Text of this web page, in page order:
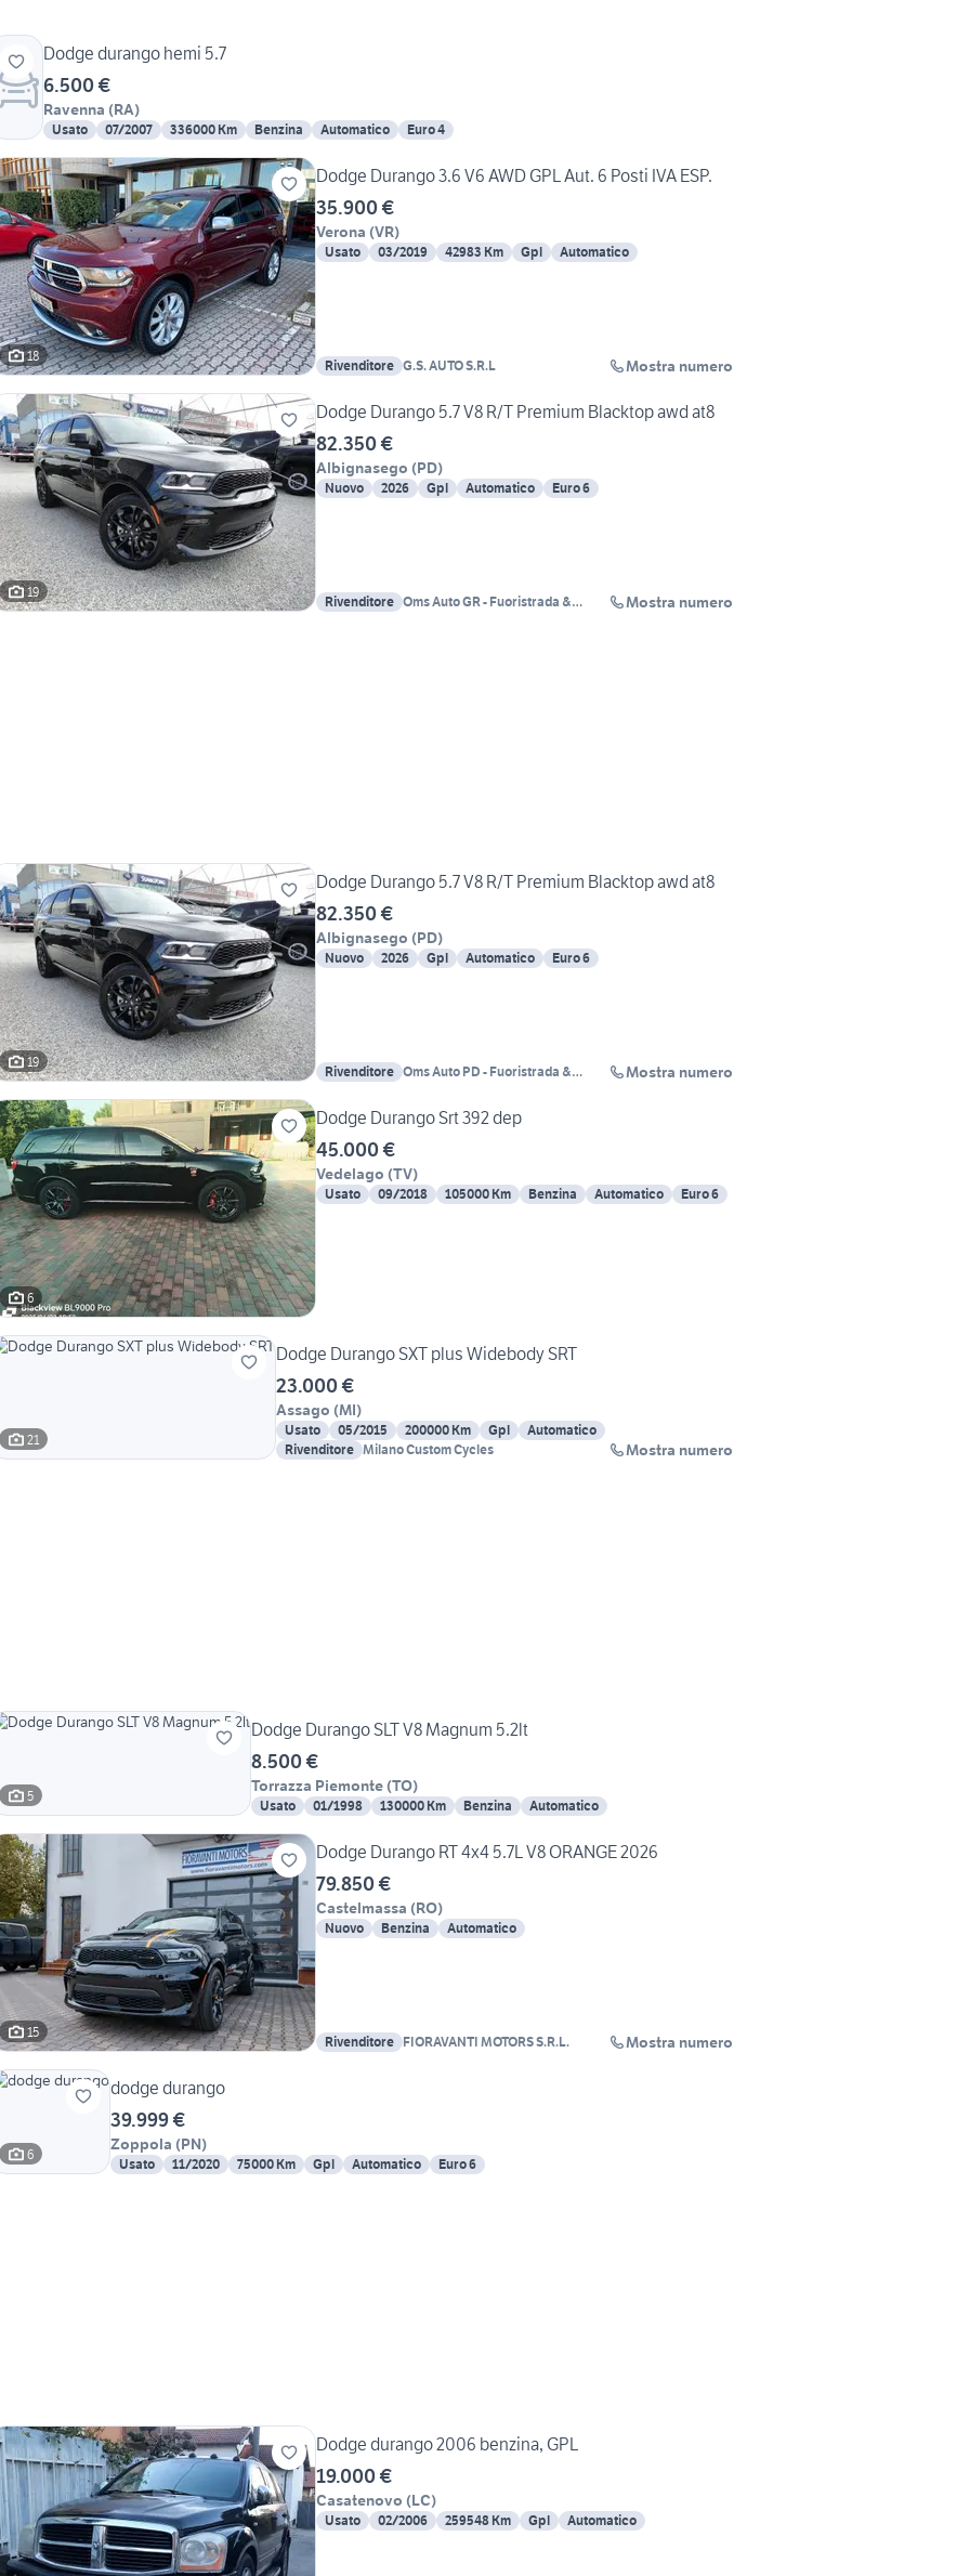
Dodge durango hemi 5.7
6.500 €
Ravenna (RA)
Usato 07/2007 336000 Km Benzina Automatico Euro 4
18
Dodge Durango 3.6 V6 AWD GPL Aut. 6 Posti IVA ESP.
35.900 €
Verona (VR)
Usato 03/2019 42983 Km Gpl Automatico
Rivenditore G.S. AUTO S.R.L Mostra numero
19
Dodge Durango 5.7 V8 R/T Premium Blacktop awd at8
82.350 €
Albignasego (PD)
Nuovo 2026 Gpl Automatico Euro 6
Rivenditore Oms Auto GR - Fuoristrada &
Mostra numero
19
Dodge Durango 5.7 V8 R/T Premium Blacktop awd at8
82.350 €
Albignasego (PD)
Nuovo 2026 Gpl Automatico Euro 6
Rivenditore Oms Auto PD - Fuoristrada &
Mostra numero
6
Dodge Durango Srt 392 dep
45.000 €
Vedelago (TV)
Usato 09/2018 105000 Km Benzina Automatico Euro 6
21
Dodge Durango SXT plus Widebody SRT
23.000 €
Assago (MI)
Usato 05/2015 200000 Km Gpl
Automatico
Rivenditore Milano Custom Cycles Mostra numero
5
Dodge Durango SLT V8 Magnum 5.2lt
8.500 €
Torrazza Piemonte (TO)
Usato 01/1998 130000 Km Benzina Automatico
15
Dodge Durango RT 4x4 5.7L V8 ORANGE 2026
79.850 €
Castelmassa (RO)
Nuovo Benzina Automatico
Rivenditore FIORAVANTI MOTORS S.R.L. Mostra numero
6
dodge durango
39.999 €
Zoppola (PN)
Usato 11/2020 75000 Km Gpl Automatico Euro 6
Dodge durango 2006 benzina, GPL
19.000 €
Casatenovo (LC)
Usato 02/2006 259548 Km Gpl Automatico